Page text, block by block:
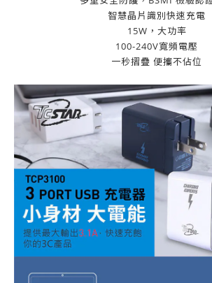
智慧晶片識別快速充電
15W，大功率
100-240V寬頻電壓
一秒摺疊 便攜不佔位